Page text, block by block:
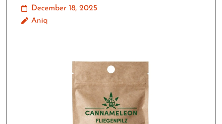
December 18, 2025
Aniq